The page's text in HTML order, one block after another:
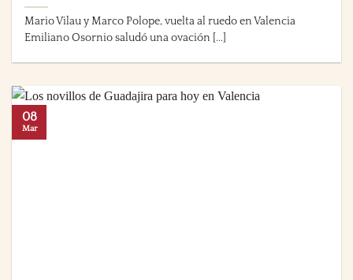
Mario Vilau y Marco Polope, vuelta al ruedo en Valencia
Emiliano Osornio saludó una ovación [...]
08
Mar